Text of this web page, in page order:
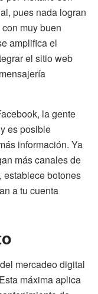
pues nada logran
muy buen
amplifica el
el sitio web
la gente
es posible
información. Ya
más canales de
establece botones
a tu cuenta
mercadeo digital
máxima aplica